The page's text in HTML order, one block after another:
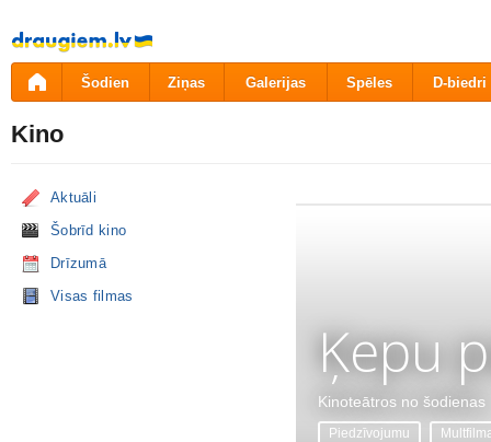
Pāriet
uz
saturu
Šodien Ziņas Galerijas Spēles D-biedri
Kino
Aktuāli
Šobrīd kino
Drīzumā
Visas filmas
Ķepu
Kinoteātros no šodienas
Piedzīvojumu